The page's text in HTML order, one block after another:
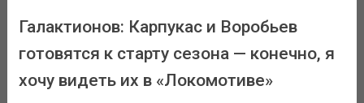
Галактионов: Карпукас и Воробьев
готовятся к старту сезона — конечно, я
хочу видеть их в «Локомотиве»